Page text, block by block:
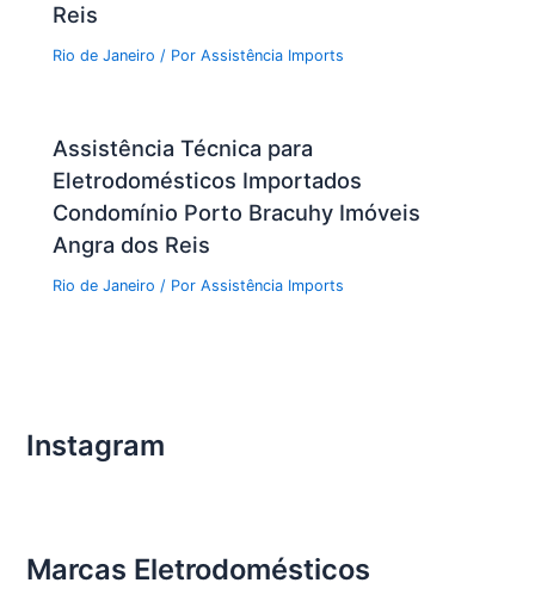
Reis
Rio de Janeiro / PorAssistência Imports
Assistência Técnica para
Eletrodomésticos Importados
Condomínio Porto Bracuhy Imóveis
Angra dos Reis
Rio de Janeiro / PorAssistência Imports
Instagram
Marcas Eletrodomésticos